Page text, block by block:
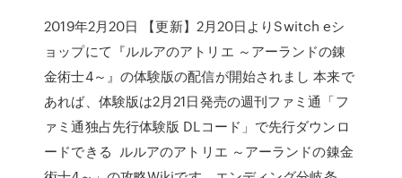
2019年2月20日 【更新】2月20日よりSwitch eシ
ョップにて『ルルアのアトリエ ～アーランドの錬
金術士4～』の体験版の配信が開始されまし 本来で
あれば、体験版は2月21日発売の週刊ファミ通「フ
ァミ通独占先行体験版 DLコード」で先行ダウンロ
ードできる ルルアのアトリエ ～アーランドの錬金